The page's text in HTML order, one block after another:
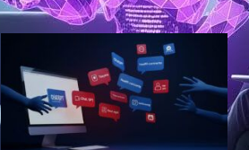
2024年2月22日2:49